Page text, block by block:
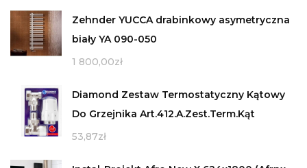
Zehnder YUCCA drabinkowy asymetryczna
biały YA 090-050
1 800,00zł
Diamond Zestaw Termostatyczny Kątowy
Do Grzejnika Art.412.A.Zest.Term.Kąt
53,87zł